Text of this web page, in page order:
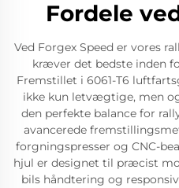
Fordele
Ved Forgex Speed er vores
kræver det bedste inden
Fremstillet i 6061-T6
ikke kun letvægtige, men
den perfekte balance for
avancerede
forgningspresser og CNC-
hjul er designet til præcist
bils håndtering og